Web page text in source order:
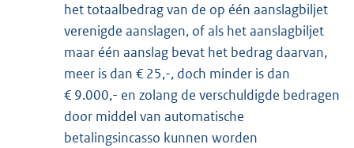
het totaalbedrag van de op één aanslagbiljet
verenigde aanslagen, of als het aanslagbiljet
maar één aanslag bevat het bedrag daarvan,
meer is dan € 25,-, doch minder is dan
€ 9.000,- en zolang de verschuldigde bedragen
door middel van automatische
betalingsincasso kunnen worden